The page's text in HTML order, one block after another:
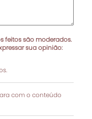
feitos são moderados.
sua opinião:
com o conteúdo